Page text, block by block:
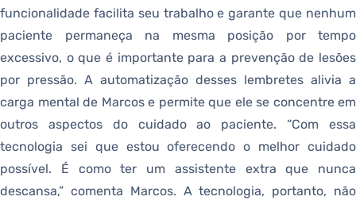
funcionalidade facilita seu trabalho e garante que nenhum
paciente permaneça na mesma posição por tempo
excessivo, o que é importante para a prevenção de lesões
por pressão. A automatização desses lembretes alivia a
carga mental de Marcos e permite que ele se concentre em
outros aspectos do cuidado ao paciente. “Com essa
tecnologia sei que estou oferecendo o melhor cuidado
possível. É como ter um assistente extra que nunca
descansa,” comenta Marcos. A tecnologia, portanto, não